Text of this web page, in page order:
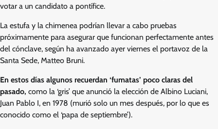
votar a un candidato a pontífice.
La estufa y la chimenea podrían llevar a cabo pruebas
próximamente para asegurar que funcionan perfectamente antes
del cónclave, según ha avanzado ayer viernes el portavoz de la
Santa Sede, Matteo Bruni.
En estos días algunos recuerdan ‘fumatas’ poco claras del
pasado, como la ‘gris’ que anunció la elección de Albino Luciani,
Juan Pablo I, en 1978 (murió solo un mes después, por lo que es
conocido como el ‘papa de septiembre’).